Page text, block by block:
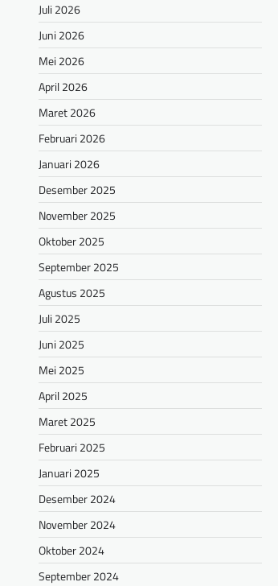
Juli 2026
Juni 2026
Mei 2026
April 2026
Maret 2026
Februari 2026
Januari 2026
Desember 2025
November 2025
Oktober 2025
September 2025
Agustus 2025
Juli 2025
Juni 2025
Mei 2025
April 2025
Maret 2025
Februari 2025
Januari 2025
Desember 2024
November 2024
Oktober 2024
September 2024